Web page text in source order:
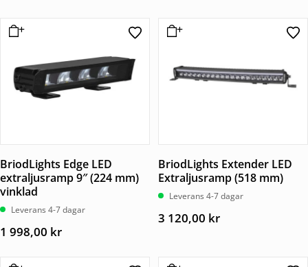
BriodLights Edge LED
extraljusramp 9″ (224 mm)
vinklad
Leverans 4-7 dagar
1 998,00 kr
BriodLights Extender LED
Extraljusramp (518 mm)
Leverans 4-7 dagar
3 120,00 kr